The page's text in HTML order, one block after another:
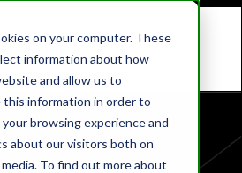
on your computer. These
information about how
and allow us to
this information in order to
browsing experience and
about our visitors both on
To find out more about
conception